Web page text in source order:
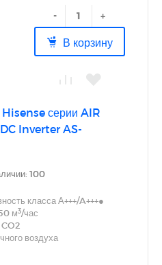
- +
В корзину
Hisense серии AIR
Inverter AS-
100
класса А+++/A+++●
м3/час
CO2
воздуха